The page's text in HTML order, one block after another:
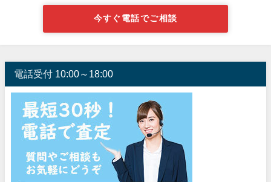
今すぐ電話でご相談
電話受付 10:00～18:00